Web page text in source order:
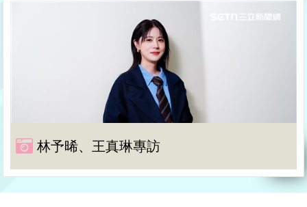
林予晞、王真琳專訪